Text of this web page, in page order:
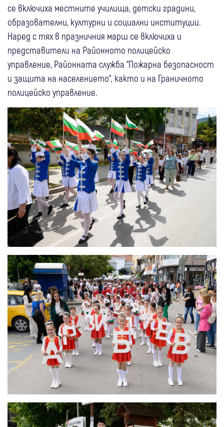
се включиха местните училища, детски градини,
образователни, културни и социални институции.
Наред с тях в празничния марш се включиха и
представители на Районното полицейско
управление, Районната служба “Пожарна безопасност
и защита на населението“, както и на Граничното
полицейско управление.